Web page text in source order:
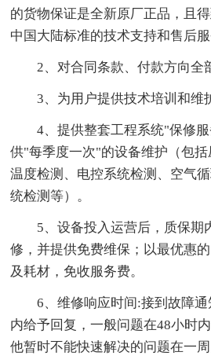
的货物保证是全新原厂正品，且
中国大陆标准的技术支持和售后服
2、对合同条款、付款方向全
3、为用户提供技术培训和维
4、提供整套工程系统"保修服
供"每季度一次"的设备维护（包
温度检测、电控系统检测、空气
统检测等）。
5、设备投入运营后，质保期
修，并提供免费维保；以最优惠
及耗材，免收服务费。
6、维修响应时间:接到故障通
内给予回复，一般问题在48小时
他暂时不能快速解决的问题在一周